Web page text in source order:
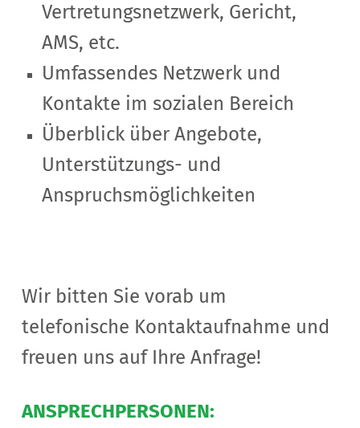
Vertretungsnetzwerk, Gericht,
AMS, etc.
Umfassendes Netzwerk und
Kontakte im sozialen Bereich
Überblick über Angebote,
Unterstützungs- und
Anspruchsmöglichkeiten
Wir bitten Sie vorab um
telefonische Kontaktaufnahme und
freuen uns auf Ihre Anfrage!
ANSPRECHPERSONEN: